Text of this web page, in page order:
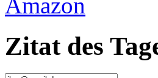
Amazon
Zitat des